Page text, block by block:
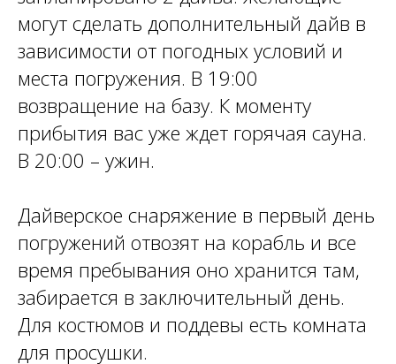
могут сделать дополнительный дайв в
зависимости от погодных условий и
места погружения. В 19:00
возвращение на базу. К моменту
прибытия вас уже ждет горячая сауна.
В 20:00 – ужин.
Дайверское снаряжение в первый день
погружений отвозят на корабль и все
время пребывания оно хранится там,
забирается в заключительный день.
Для костюмов и поддевы есть комната
для просушки.